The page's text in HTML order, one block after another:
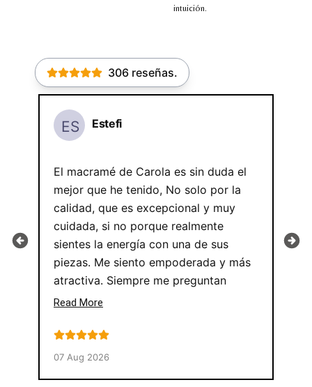
intuición.